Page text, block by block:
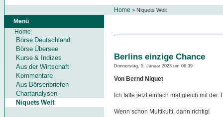
Home > Niquets Welt
Menü
Home
Börse Deutschland
Börse Übersee
Kurse & Indizes
Aus der Wirtschaft
Kommentare
Aus Börsenbriefen
Chartanalysen
Niquets Welt
Berlins einzige Chance
Donnerstag, 5. Januar 2023 um 06:39
Von Bernd Niquet
Ich falle jetzt einfach mal gleich mit der
Wenn schon Multikulti, dann richtig!